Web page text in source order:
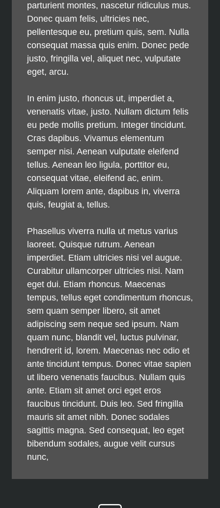
parturient montes, nascetur ridiculus mus.
Donec quam felis, ultricies nec,
pellentesque eu, pretium quis, sem. Nulla
consequat massa quis enim. Donec pede
justo, fringilla vel, aliquet nec, vulputate
eget, arcu.
In enim justo, rhoncus ut, imperdiet a,
venenatis vitae, justo. Nullam dictum felis
eu pede mollis pretium. Integer tincidunt.
Cras dapibus. Vivamus elementum
semper nisi. Aenean vulputate eleifend
tellus. Aenean leo ligula, porttitor eu,
consequat vitae, eleifend ac, enim.
Aliquam lorem ante, dapibus in, viverra
quis, feugiat a, tellus.
Phasellus viverra nulla ut metus varius
laoreet. Quisque rutrum. Aenean
imperdiet. Etiam ultricies nisi vel augue.
Curabitur ullamcorper ultricies nisi. Nam
eget dui. Etiam rhoncus. Maecenas
tempus, tellus eget condimentum rhoncus,
sem quam semper libero, sit amet
adipiscing sem neque sed ipsum. Nam
quam nunc, blandit vel, luctus pulvinar,
hendrerit id, lorem. Maecenas nec odio et
ante tincidunt tempus. Donec vitae sapien
ut libero venenatis faucibus. Nullam quis
ante. Etiam sit amet orci eget eros
faucibus tincidunt. Duis leo. Sed fringilla
mauris sit amet nibh. Donec sodales
sagittis magna. Sed consequat, leo eget
bibendum sodales, augue velit cursus
nunc,